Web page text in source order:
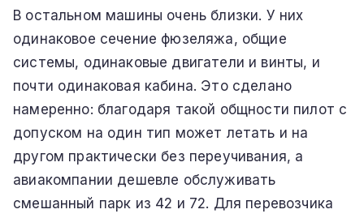
В остальном машины очень близки. У них
одинаковое сечение фюзеляжа, общие
системы, одинаковые двигатели и винты, и
почти одинаковая кабина. Это сделано
намеренно: благодаря такой общности пилот с
допуском на один тип может летать и на
другом практически без переучивания, а
авиакомпании дешевле обслуживать
смешанный парк из 42 и 72. Для перевозчика